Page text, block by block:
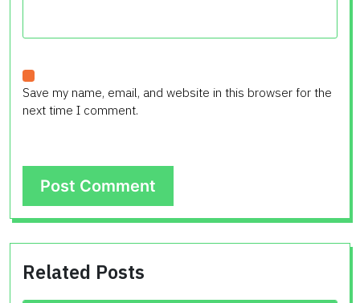
Save my name, email, and website in this browser for the
next time I comment.
Related Posts